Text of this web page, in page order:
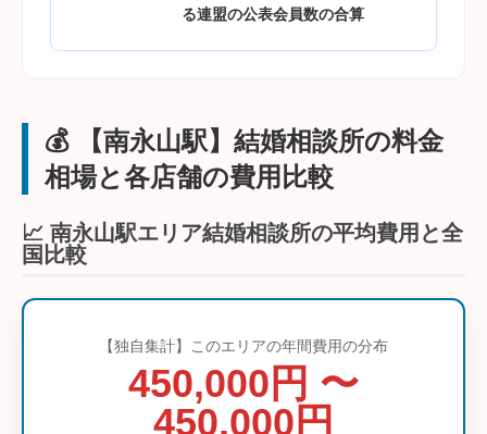
る連盟の公表会員数の合算
💰 【南永山駅】結婚相談所の料金
相場と各店舗の費用比較
📈 南永山駅エリア結婚相談所の平均費用と全
国比較
【独自集計】このエリアの年間費用の分布
450,000円 〜
450,000円